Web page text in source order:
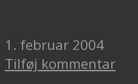
1. februar 2004
Tilføj kommentar